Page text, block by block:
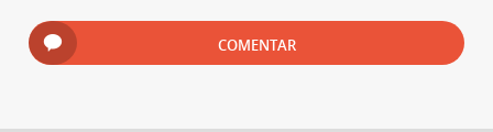
COMENTAR